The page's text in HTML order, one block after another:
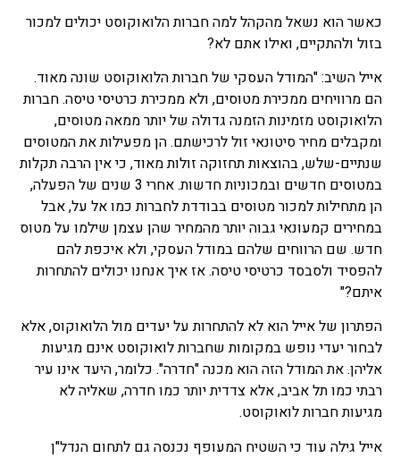
כאשר הוא נשאל מהקהל למה חברות הלואוקוסט יכולים למכור
בזול ולהתקיים, ואילו אתם לא?
אייל השיב: "המודל העסקי של חברות הלואוקוסט שונה מאוד.
הם מרוויחים ממכירת מטוסים, ולא ממכירת כרטיסי טיסה. חברות
הלואוקוסט מזמינות הזמנה גדולה של יותר ממאה מטוסים,
ומקבלים מחיר סיטונאי זול לרכישתם. הן מפעילות את המטוסים
שנתיים-שלש, בהוצאות תחזוקה זולות מאוד, כי אין הרבה תקלות
במטוסים חדשים ובמכוניות חדשות. אחרי 3 שנים של הפעלה,
הן מתחילות למכור מטוסים בבודדת לחברות כמו אל על, אבל
במחירים קמעונאי גבוה יותר מהמחיר שהן עצמן שילמו על מטוס
חדש. שם הרווחים שלהם במודל העסקי, ולא איכפת להם
להפסיד ולסבסד כרטיסי טיסה. אז איך אנחנו יכולים להתחרות
איתם?"
הפתרון של אייל הוא לא להתחרות על יעדים מול הלואוקוס, אלא
לבחור יעדי נופש במקומות שחברות לואוקוסט אינם מגיעות
אליהן. את המודל הזה הוא מכנה "חדרה". כלומר, היעד אינו עיר
רבתי כמו תל אביב, אלא צדדית יותר כמו חדרה, שאליה לא
מגיעות חברות לואוקוסט.
אייל גילה עוד כי השטיח המעופף נכנסה גם לתחום הנדל"ן